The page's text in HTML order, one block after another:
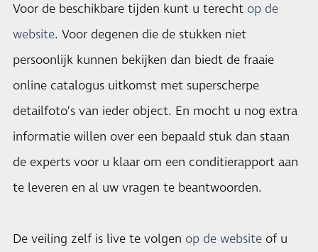
Voor de beschikbare tijden kunt u terecht op de
website. Voor degenen die de stukken niet
persoonlijk kunnen bekijken dan biedt de fraaie
online catalogus uitkomst met superscherpe
detailfoto’s van ieder object. En mocht u nog extra
informatie willen over een bepaald stuk dan staan
de experts voor u klaar om een conditierapport aan
te leveren en al uw vragen te beantwoorden.
De veiling zelf is live te volgen op de website of u